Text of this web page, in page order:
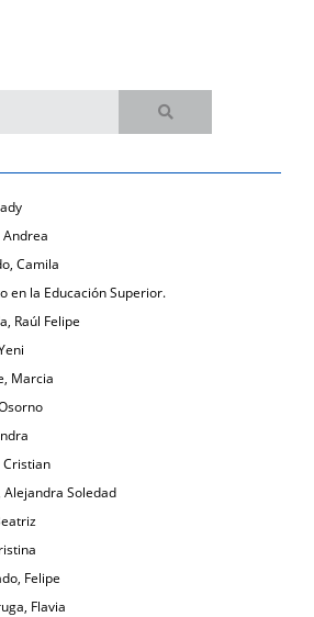
Camila
en la Educación Superior.
Raúl Felipe
Marcia
Cristian
Soledad
Felipe
Flavia